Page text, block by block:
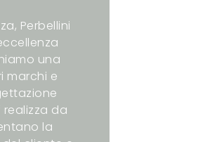
Perbellini
una
marchi e
da
la